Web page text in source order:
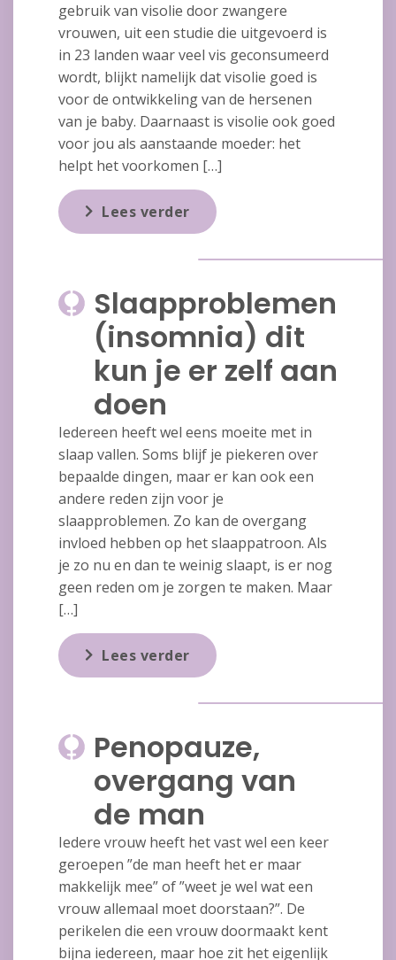
gebruik van visolie door zwangere
vrouwen, uit een studie die uitgevoerd is
in 23 landen waar veel vis geconsumeerd
wordt, blijkt namelijk dat visolie goed is
voor de ontwikkeling van de hersenen
van je baby. Daarnaast is visolie ook goed
voor jou als aanstaande moeder: het
helpt het voorkomen […]
Lees verder
Slaapproblemen
(insomnia) dit
kun je er zelf aan
doen
Iedereen heeft wel eens moeite met in
slaap vallen. Soms blijf je piekeren over
bepaalde dingen, maar er kan ook een
andere reden zijn voor je
slaapproblemen. Zo kan de overgang
invloed hebben op het slaappatroon. Als
je zo nu en dan te weinig slaapt, is er nog
geen reden om je zorgen te maken. Maar
[…]
Lees verder
Penopauze,
overgang van
de man
Iedere vrouw heeft het vast wel een keer
geroepen ”de man heeft het er maar
makkelijk mee” of ”weet je wel wat een
vrouw allemaal moet doorstaan?”. De
perikelen die een vrouw doormaakt kent
bijna iedereen, maar hoe zit het eigenlijk